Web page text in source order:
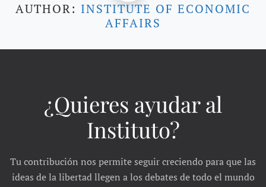
AUTHOR: INSTITUTE OF ECONOMIC
AFFAIRS
¿Quieres ayudar al
Instituto?
Tu contribución nos permite seguir creciendo para que las
ideas de la libertad llegen a los debates de todo el mundo